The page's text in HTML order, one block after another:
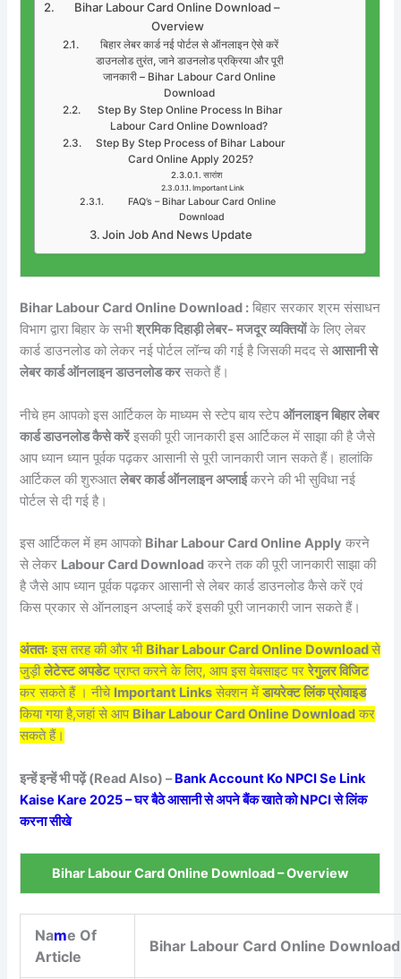
Bihar Labour Card Online Download –
Overview
बिहार लेबर कार्ड नई पोर्टल से ऑनलाइन ऐसे करें
डाउनलोड तुरंत, जाने डाउनलोड प्रक्रिया और पूरी
जानकारी – Bihar Labour Card Online
Download
Step By Step Online Process In Bihar
Labour Card Online Download?
Step By Step Process of Bihar Labour
Card Online Apply 2025?
सारांश
Important Link
FAQ’s – Bihar Labour Card Online
Download
Join Job And News Update
Bihar Labour Card Online Download : बिहार सरकार श्रम संसाधन
विभाग द्वारा बिहार के सभीश्रमिक दिहाड़ी लेबर- मजदूर व्यक्तियोंके लिए लेबर
कार्ड डाउनलोड को लेकर नई पोर्टल लॉन्च की गई है जिसकी मदद सेआसानी से
लेबर कार्ड ऑनलाइन डाउनलोड करसकते हैं।
नीचे हम आपको इस आर्टिकल के माध्यम से स्टेप बाय स्टेपऑनलाइन बिहार लेबर
कार्ड डाउनलोड कैसे करेंइसकी पूरी जानकारी इस आर्टिकल में साझा की है जैसे
आप ध्यान ध्यान पूर्वक पढ़कर आसानी से पूरी जानकारी जान सकते हैं। हालांकि
आर्टिकल की शुरुआतलेबर कार्ड ऑनलाइन अप्लाईकरने की भी सुविधा नई
पोर्टल से दी गई है।
इस आर्टिकल में हम आपको Bihar Labour Card Online Apply करने
से लेकर Labour Card Download करने तक की पूरी जानकारी साझा की
है जैसे आप ध्यान पूर्वक पढ़कर आसानी से लेबर कार्ड डाउनलोड कैसे करें एवं
किस प्रकार से ऑनलाइन अप्लाई करें इसकी पूरी जानकारी जान सकते हैं।
अंततः इस तरह की और भी Bihar Labour Card Online Downloadसे
जुड़ीलेटेस्ट अपडेटप्राप्त करने के लिए, आप इस वेबसाइट पररेगुलर विजिट
कर सकते हैं । नीचे Important Links सेक्शन मेंडायरेक्ट लिंक प्रोवाइड
किया गया है,जहां से आप Bihar Labour Card Online Download कर
सकते हैं।
इन्हें इन्हें भी पढ़ें (Read Also) –Bank Account Ko NPCI Se Link
Kaise Kare 2025 – घर बैठे आसानी से अपने बैंक खाते को NPCI से लिंक
करना सीखे
Bihar Labour Card Online Download – Overview
Name Of
Article
Bihar Labour Card Online Download